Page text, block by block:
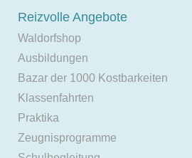
Reizvolle Angebote
Waldorfshop
Ausbildungen
Bazar der 1000 Kostbarkeiten
Klassenfahrten
Praktika
Zeugnisprogramme